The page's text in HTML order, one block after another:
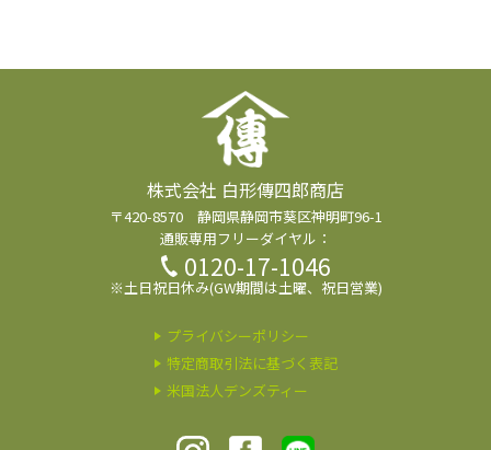
株式会社 白形傳四郎商店
〒420-8570 静岡県静岡市葵区神明町96-1
通販専用フリーダイヤル：
0120-17-1046
※土日祝日休み(GW期間は土曜、祝日営業)
プライバシーポリシー
特定商取引法に基づく表記
米国法人デンズティー